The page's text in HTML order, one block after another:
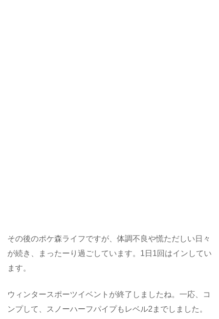
その後のポケ森ライフですが、体調不良や慌ただしい日々
が続き、まったーり過ごしています。1日1回はインしてい
ます。
ウィンタースポーツイベントが終了しましたね。一応、コ
ンプして、スノーハーフパイプもレベル2までしました。